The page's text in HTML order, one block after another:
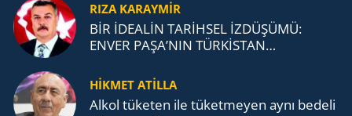
RIZA KARAYMIR
BİR İDEALİN TARİHSEL İZDÜŞÜMÜ:
ENVER PAŞA’NIN TÜRKİSTAN
TEŞKİLATI’NA UZANAN MİRASI
HİKMET ATİLLA
Alkol tü­ke­ten ile tü­ket­me­yen aynı be­de­li